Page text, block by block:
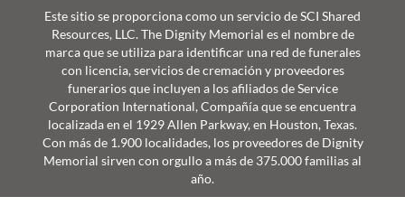
Este sitio se proporciona como un servicio de SCI Shared
Resources, LLC. The Dignity Memorial es el nombre de
marca que se utiliza para identificar una red de funerales
con licencia, servicios de cremación y proveedores
funerarios que incluyen a los afiliados de Service
Corporation International, Compañía que se encuentra
localizada en el 1929 Allen Parkway, en Houston, Texas.
Con más de 1.900 localidades, los proveedores de Dignity
Memorial sirven con orgullo a más de 375.000 familias al
año.